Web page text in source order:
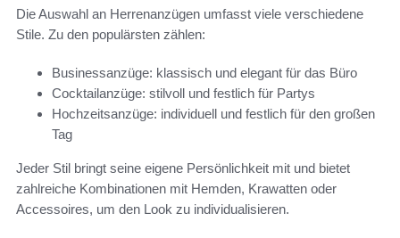
Die Auswahl an Herrenanzügen umfasst viele verschiedene
Stile. Zu den populärsten zählen:
Businessanzüge: klassisch und elegant für das Büro
Cocktailanzüge: stilvoll und festlich für Partys
Hochzeitsanzüge: individuell und festlich für den großen
Tag
Jeder Stil bringt seine eigene Persönlichkeit mit und bietet
zahlreiche Kombinationen mit Hemden, Krawatten oder
Accessoires, um den Look zu individualisieren.